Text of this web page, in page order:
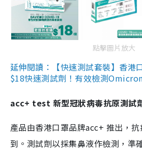
點擊圖片放大
延伸閱讀：【快速測試套裝】香港
$18快速測試劑！有效檢測
acc+ test 新型冠狀病毒抗原測試
產品由香港口罩品牌acc+ 推出，
到。測試劑以採集鼻液作檢測，準